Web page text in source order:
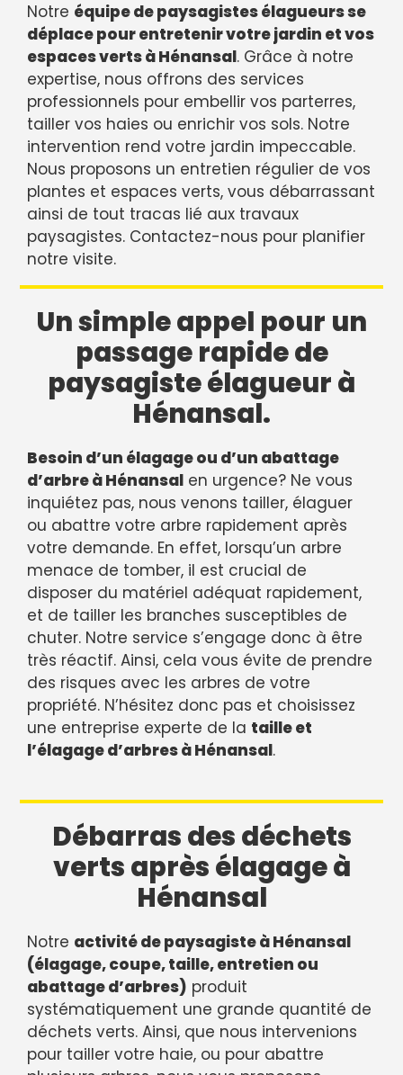
Notre équipe de paysagistes élagueurs se
déplace pour entretenir votre jardin et vos
espaces verts à Hénansal. Grâce à notre
expertise, nous offrons des services
professionnels pour embellir vos parterres,
tailler vos haies ou enrichir vos sols. Notre
intervention rend votre jardin impeccable.
Nous proposons un entretien régulier de vos
plantes et espaces verts, vous débarrassant
ainsi de tout tracas lié aux travaux
paysagistes. Contactez-nous pour planifier
notre visite.
Un simple appel pour un
passage rapide de
paysagiste élagueur à
Hénansal.
Besoin d’un élagage ou d’un abattage
d’arbre à Hénansal en urgence? Ne vous
inquiétez pas, nous venons tailler, élaguer
ou abattre votre arbre rapidement après
votre demande. En effet, lorsqu’un arbre
menace de tomber, il est crucial de
disposer du matériel adéquat rapidement,
et de tailler les branches susceptibles de
chuter. Notre service s’engage donc à être
très réactif. Ainsi, cela vous évite de prendre
des risques avec les arbres de votre
propriété. N’hésitez donc pas et choisissez
une entreprise experte de la taille et
l’élagage d’arbres à Hénansal.
Débarras des déchets
verts après élagage à
Hénansal
Notre activité de paysagiste à Hénansal
(élagage, coupe, taille, entretien ou
abattage d’arbres) produit
systématiquement une grande quantité de
déchets verts. Ainsi, que nous intervenions
pour tailler votre haie, ou pour abattre